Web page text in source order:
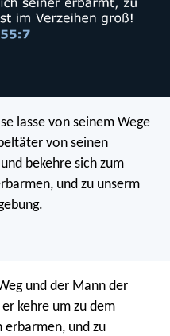
lasse von seinem Wege
von seinen
und bekehre sich zum
und zu unserm
und der Mann der
kehre um zu dem
erbarmen, und zu